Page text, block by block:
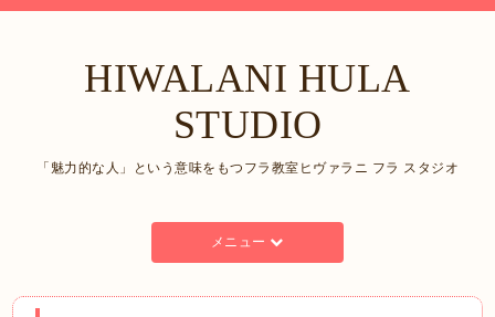
HIWALANI HULA
STUDIO
「魅力的な人」という意味をもつフラ教室ヒヴァラニ フラ スタジオ
メニュー